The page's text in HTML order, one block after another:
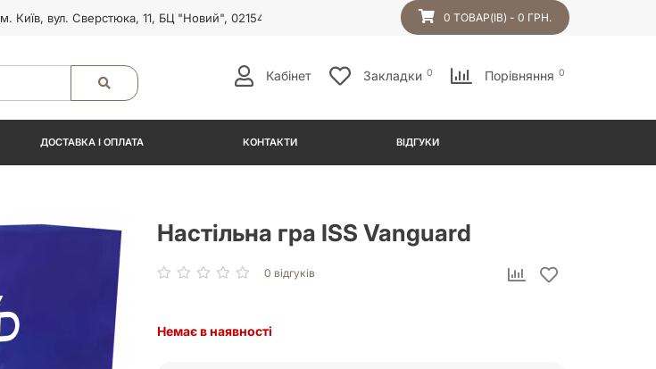
м. Київ, вул. Сверстюка, 11, БЦ "Новий", 02154 0 ТОВАР(ІВ) - 0 ГРН.
Кабінет Закладки 0 Порівняння 0
ДОСТАВКА І ОПЛАТА КОНТАКТИ ВІДГУКИ
Настільна гра ISS Vanguard
0 відгуків
Немає в наявності